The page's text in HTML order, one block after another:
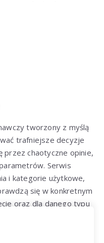
tworzony z myślą
trafniejsze decyzje
przez chaotyczne opinie,
Serwis
i kategorie użytkowe,
się w konkretnym
oraz dla danego typu